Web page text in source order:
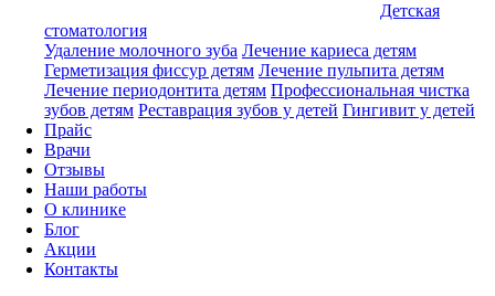
Детская
стоматология
Удаление молочного зуба Лечение кариеса детям
Герметизация фиссур детям Лечение пульпита детям
Лечение периодонтита детям Профессиональная чистка
зубов детям Реставрация зубов у детей Гингивит у детей
Прайс
Врачи
Отзывы
Наши работы
О клинике
Блог
Акции
Контакты